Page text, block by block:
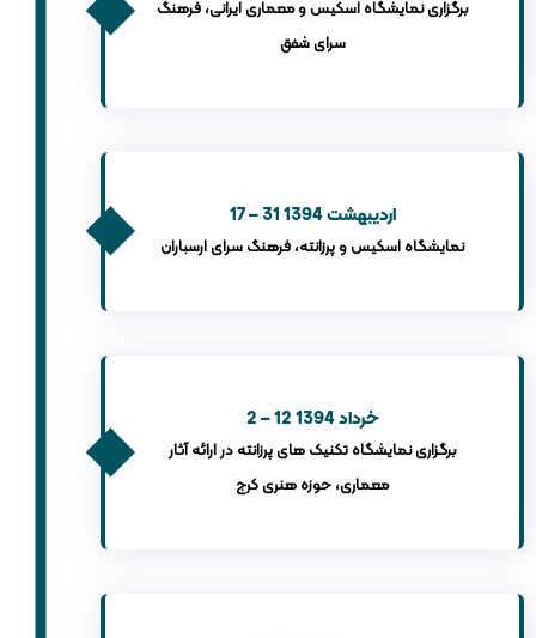
برگزاری نمایشگاه اسکیس و معماری ایرانی، فرهنگ
سرای شفق
17 – 31 اردیبهشت 1394
نمایشگاه اسکیس و پرزانته، فرهنگ سرای ارسباران
2 – 12 خرداد 1394
برگزاری نمایشگاه تکنیک های پرزانته در ارائه آثار
معماری، حوزه هنری کرج